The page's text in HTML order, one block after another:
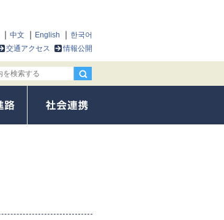
中文 English
한국어
交通アクセス 情報公開